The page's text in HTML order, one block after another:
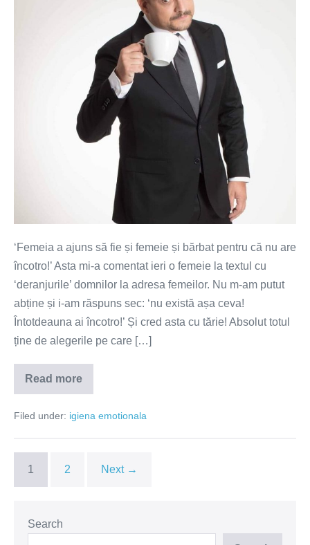
‘Femeia a ajuns să fie și femeie și bărbat pentru că nu are
încotro!’ Asta mi-a comentat ieri o femeie la textul cu
‘deranjurile’ domnilor la adresa femeilor. Nu m-am putut
abține și i-am răspuns sec: ‘nu există așa ceva!
Întotdeauna ai încotro!’ Și cred asta cu tărie! Absolut totul
ține de alegerile pe care […]
Read moreÎntotdeauna
ai
Filed under: igiena emotionala
1 2 Next →
Search